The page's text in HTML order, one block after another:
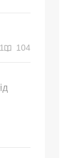
1 104